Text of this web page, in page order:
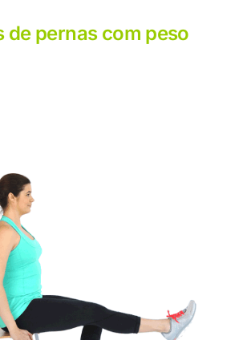
de pernas com peso